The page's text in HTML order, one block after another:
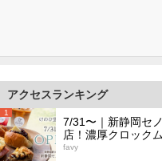
アクセスランキング
1
7/31〜｜新静岡セ
店！濃厚クロック
favy